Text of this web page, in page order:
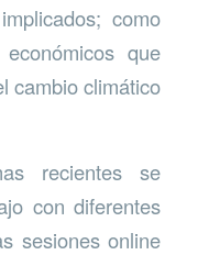
como
que
cambio climático
recientes se
con diferentes
sesiones online